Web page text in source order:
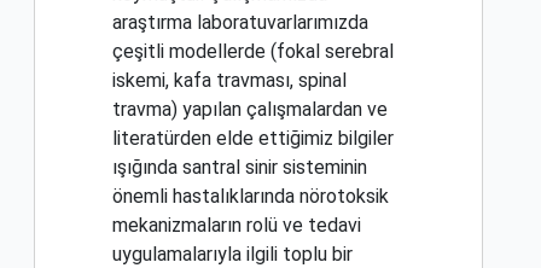
araştırma laboratuvarlarımızda
çeşitli modellerde (fokal serebral
iskemi, kafa travması, spinal
travma) yapılan çalışmalardan ve
literatürden elde ettiğimiz bilgiler
ışığında santral sinir sisteminin
önemli hastalıklarında nörotoksik
mekanizmaların rolü ve tedavi
uygulamalarıyla ilgili toplu bir